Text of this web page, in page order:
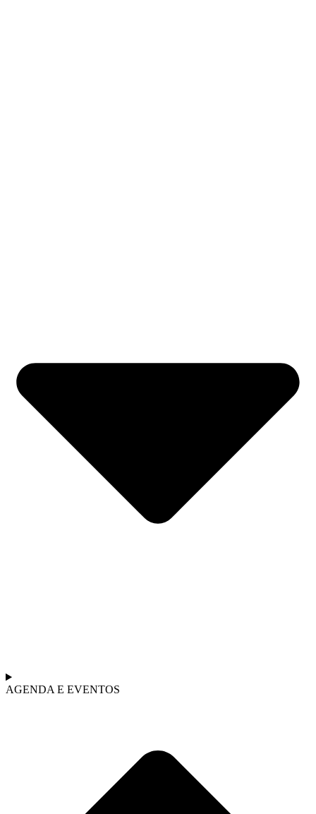
AGENDA E EVENTOS